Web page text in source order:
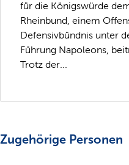
für die Königswürde
Rheinbund, einem
Defensivbündnis unter
Führung Napoleons,
Trotz der...
Zugehörige Personen